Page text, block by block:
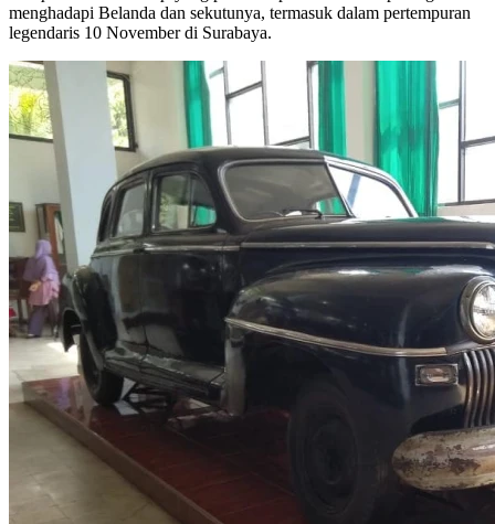
menghadapi Belanda dan sekutunya, termasuk dalam pertempuran
legendaris 10 November di Surabaya.